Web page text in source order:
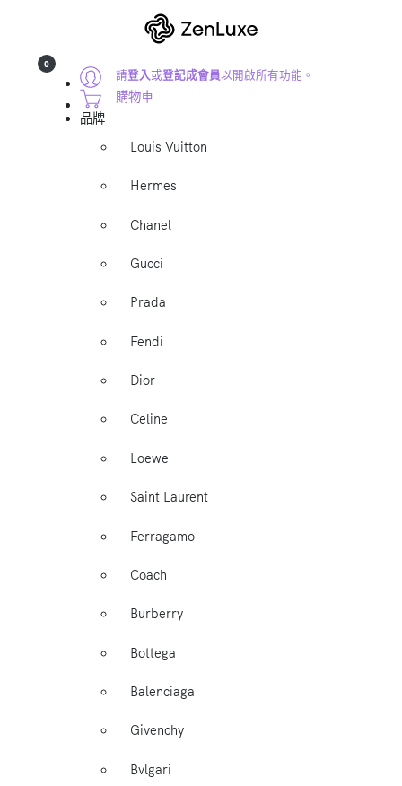
請登入或登記成會員以開啟所有功能。
0
購物車
品牌
Louis Vuitton
Hermes
Chanel
Gucci
Prada
Fendi
Dior
Celine
Loewe
Saint Laurent
Ferragamo
Coach
Burberry
Bottega
Balenciaga
Givenchy
Bvlgari